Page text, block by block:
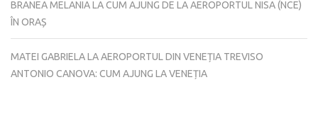
BRANEA MELANIALACUM AJUNG DE LA AEROPORTUL NISA (NCE)
ÎN ORAȘ
MATEI GABRIELALAAEROPORTUL DIN VENEȚIA TREVISO
ANTONIO CANOVA: CUM AJUNG LA VENEȚIA